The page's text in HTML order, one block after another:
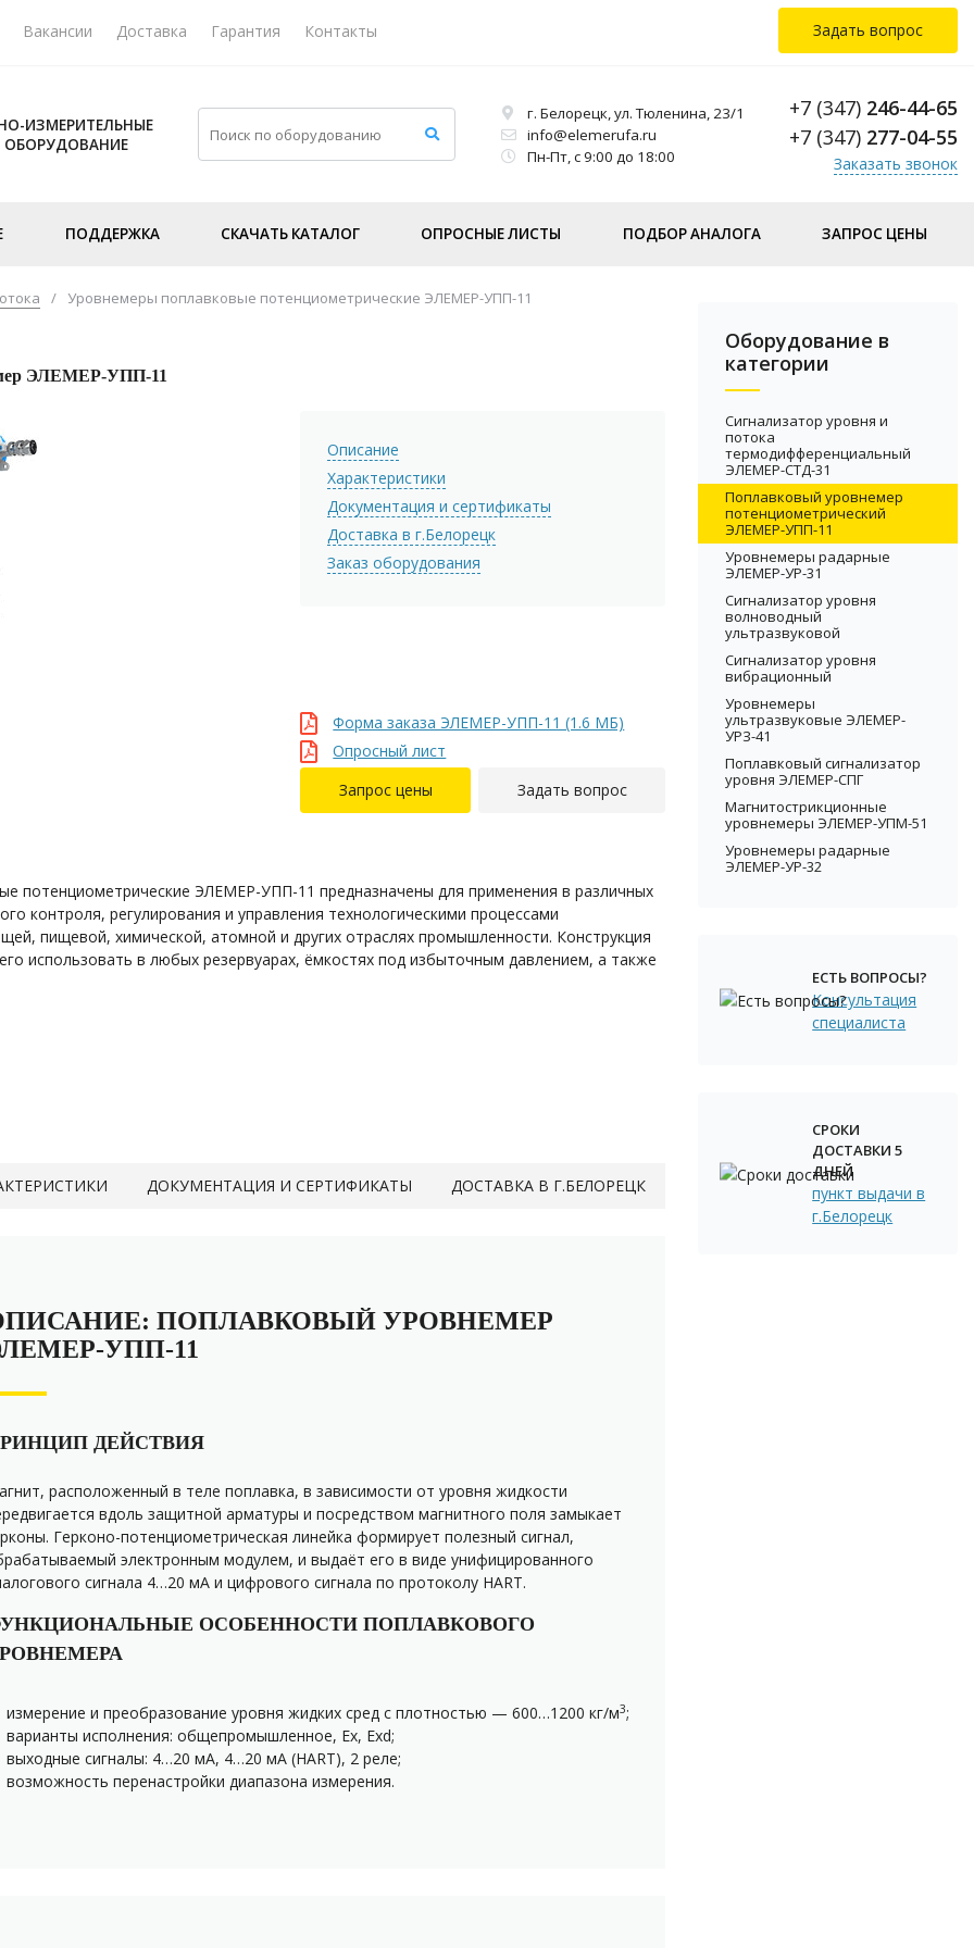
Вакансии Доставка Гарантия Контакты Задать вопрос
ИЗМЕРИТЕЛЬНЫЕ
ОБОРУДОВАНИЕ
г. Белорецк, ул. Тюленина, 23/1
info@elemerufa.ru
Пн-Пт, с 9:00 до 18:00
+7 (347) 246-44-65
+7 (347) 277-04-55
Заказать звонок
ПОДДЕРЖКА СКАЧАТЬ КАТАЛОГ ОПРОСНЫЕ ЛИСТЫ ПОДБОР АНАЛОГА ЗАПРОС ЦЕНЫ
/ Уровнемеры поплавковые потенциометрические ЭЛЕМЕР-УПП-11
ЭЛЕМЕР-УПП-11
Описание
Характеристики
Документация и сертификаты
Доставка в г.Белорецк
Заказ оборудования
Форма заказа ЭЛЕМЕР-УПП-11 (1.6 MБ)
Опросный лист
Запрос цены
Задать вопрос
потенциометрические ЭЛЕМЕР-УПП-11 предназначены для применения в различных
контроля, регулирования и управления технологическими процессами
пищевой, химической, атомной и других отраслях промышленности. Конструкция
использовать в любых резервуарах, ёмкостях под избыточным давлением, а также
ДОКУМЕНТАЦИЯ И СЕРТИФИКАТЫ ДОСТАВКА В Г.БЕЛОРЕЦК
ПОПЛАВКОВЫЙ УРОВНЕМЕР
УПП-11
ДЕЙСТВИЯ
расположенный в теле поплавка, в зависимости от уровня жидкости
вдоль защитной арматуры и посредством магнитного поля замыкает
Герконо-потенциометрическая линейка формирует полезный сигнал,
электронным модулем, и выдаёт его в виде унифицированного
сигнала 4…20 мА и цифрового сигнала по протоколу HART.
ОСОБЕННОСТИ ПОПЛАВКОВОГО
измерение и преобразование уровня жидких сред с плотностью — 600…1200 кг/м3;
варианты исполнения: общепромышленное, Ex, Exd;
выходные сигналы: 4…20 мА, 4…20 мА (HART), 2 реле;
возможность перенастройки диапазона измерения.
Оборудование в
категории
Сигнализатор уровня и
потока
термодифференциальный
ЭЛЕМЕР-СТД-31
Поплавковый уровнемер
потенциометрический
ЭЛЕМЕР-УПП-11
Уровнемеры радарные
ЭЛЕМЕР-УР-31
Сигнализатор уровня
волноводный
ультразвуковой
Сигнализатор уровня
вибрационный
Уровнемеры
ультразвуковые ЭЛЕМЕР-
УРЗ-41
Поплавковый сигнализатор
уровня ЭЛЕМЕР-СПГ
Магнитострикционные
уровнемеры ЭЛЕМЕР-УПМ-51
Уровнемеры радарные
ЭЛЕМЕР-УР-32
ЕСТЬ ВОПРОСЫ?
Консультация
специалиста
СРОКИ
ДОСТАВКИ 5
ДНЕЙ
пункт выдачи в
г.Белорецк